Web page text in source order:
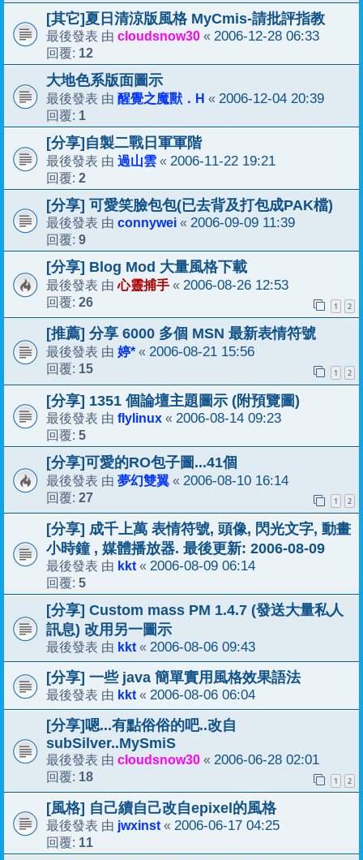
[其它]夏日清涼版風格 MyCmis-請批評指教
最後發表 由 cloudsnow30 « 2006-12-28 06:33
回覆: 12
大地色系版面圖示
最後發表 由 醒覺之魔獸．H « 2006-12-04 20:39
回覆: 1
[分享]自製二戰日軍軍階
最後發表 由 過山雲 « 2006-11-22 19:21
回覆: 2
[分享] 可愛笑臉包包(已去背及打包成PAK檔)
最後發表 由 connywei « 2006-09-09 11:39
回覆: 9
[分享] Blog Mod 大量風格下載
最後發表 由心靈捕手 « 2006-08-26 12:53
回覆: 26 1 2
[推薦] 分享 6000 多個 MSN 最新表情符號
最後發表 由 婷* « 2006-08-21 15:56
回覆: 15 1 2
[分享] 1351 個論壇主題圖示 (附預覽圖)
最後發表 由 flylinux « 2006-08-14 09:23
回覆: 5
[分享]可愛的RO包子圖...41個
最後發表 由 夢幻雙翼 « 2006-08-10 16:14
回覆: 27 1 2
[分享] 成千上萬 表情符號, 頭像, 閃光文字, 動畫
小時鐘 , 媒體播放器. 最後更新: 2006-08-09
最後發表 由 kkt « 2006-08-09 06:14
回覆: 5
[分享] Custom mass PM 1.4.7 (發送大量私人
訊息) 改用另一圖示
最後發表 由 kkt « 2006-08-06 09:43
[分享] 一些 java 簡單實用風格效果語法
最後發表 由 kkt « 2006-08-06 06:04
[分享]嗯...有點俗俗的吧..改自
subSilver..MySmiS
最後發表 由 cloudsnow30 « 2006-06-28 02:01
回覆: 18 1 2
[風格] 自己續自己改自epixel的風格
最後發表 由 jwxinst « 2006-06-17 04:25
回覆: 11